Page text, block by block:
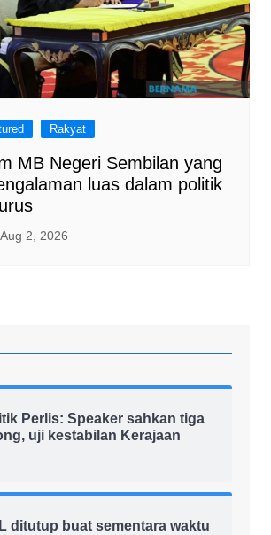
Rakyat
MB Negeri Sembilan yang
luas dalam politik
Aug 2, 2026
Perlis: Speaker sahkan tiga
uji kestabilan Kerajaan
ditutup buat sementara waktu